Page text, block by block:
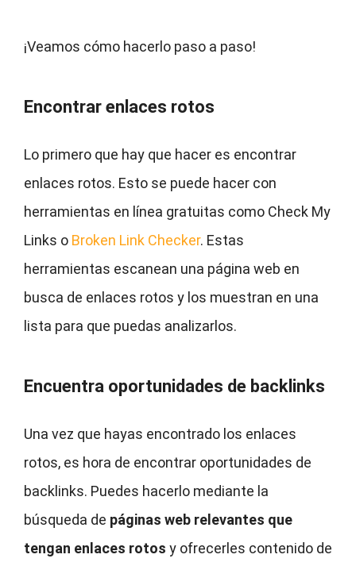
¡Veamos cómo hacerlo paso a paso!
Encontrar enlaces rotos
Lo primero que hay que hacer es encontrar
enlaces rotos. Esto se puede hacer con
herramientas en línea gratuitas como Check My
Links o Broken Link Checker. Estas
herramientas escanean una página web en
busca de enlaces rotos y los muestran en una
lista para que puedas analizarlos.
Encuentra oportunidades de backlinks
Una vez que hayas encontrado los enlaces
rotos, es hora de encontrar oportunidades de
backlinks. Puedes hacerlo mediante la
búsqueda de páginas web relevantes que
tengan enlaces rotos y ofrecerles contenido de